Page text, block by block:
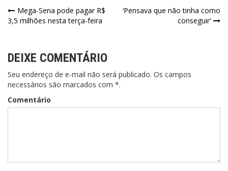
Navegação
de
Mega-Sena pode pagar R$
3,5 milhões nesta terça-feira
‘Pensava que não tinha como
conseguir’
DEIXE COMENTÁRIO
Seu endereço de e-mail não será publicado. Os campos
necessários são marcados com *.
Comentário